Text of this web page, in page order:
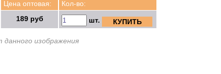
Цена оптовая:
189 руб
Кол-во:
шт. КУПИТЬ
изображения